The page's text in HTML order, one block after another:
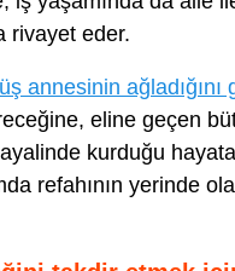
rivayet eder.
annesinin ağladığını
eline geçen
kurduğu
refahının yerinde